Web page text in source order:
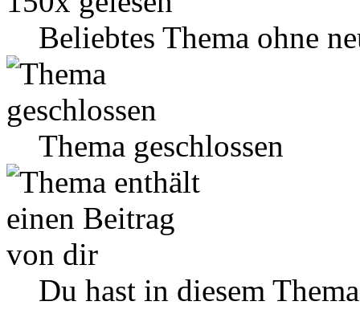
Beliebtes Thema ohne
Thema geschlossen
Du hast in diesem